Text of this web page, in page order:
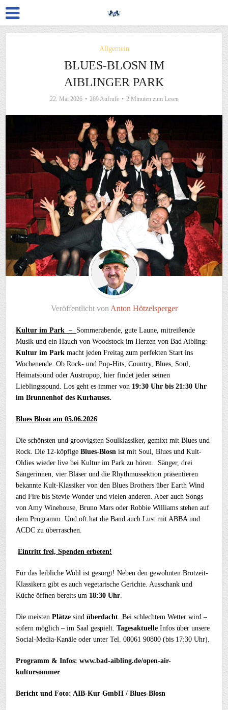
Allgemein
BLUES-BLOSN IM
AIBLINGER PARK
22. Mai 2026 269 Aufrufe 2 Minuten zum Lesen
Veröffentlicht von Anton Hötzelsperger
Kultur im Park – Sommerabende, gute Laune, mitreißende
Musik und ein Hauch von Woodstock im Herzen von Bad Aibling:
Kultur im Park macht jeden Freitag zum perfekten Start ins
Wochenende. Ob Rock- und Pop-Hits, Country, Blues, Soul,
Heimatsound oder Austropop, hier findet jeder seinen
Lieblingssound. Los geht es immer von 19:30 Uhr bis 21:30 Uhr
im Brunnenhof des Kurhauses.
Blues Blosn am 05.06.2026
Die schönsten und groovigsten Soulklassiker, gemixt mit Blues und
Rock. Die 12-köpfigeBlues-Blosn ist mit Soul, Blues und Kult-
Oldies wieder live bei Kultur im Park zu hören. Sänger, drei
Sängerinnen, vier Bläser und die Rhythmussektion präsentieren
bekannte Kult-Klassiker von den Blues Brothers über Earth Wind
and Fire bis Stevie Wonder und vielen anderen. Aber auch Songs
von Amy Winehouse, Bruno Mars oder Robbie Williams stehen auf
dem Programm. Und oft hat die Band auch Lust mit ABBA und
ACDC zu überraschen.
Eintritt frei, Spenden erbeten!
Für das leibliche Wohl ist gesorgt! Neben den gewohnten Brotzeit-
Klassikern gibt es auch vegetarische Gerichte. Ausschank und
Küche öffnen bereits um 18:30 Uhr
Die meistenPlätze sindüberdacht . Bei schlechtem Wetter wird –
sofern möglich – im Saal gespielt.Tagesaktuelle Infos über unsere
Social-Media-Kanäle oder unter Tel. 08061 90800 (bis 17:30 Uhr).
Programm & Infos: www.bad-aibling.de/open-air-
kultursommer
Bericht und Foto: AIB-Kur GmbH / Blues-Blosn